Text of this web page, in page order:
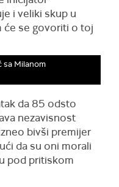
i veliki skup u
će se govoriti o toj
sa Milanom
da 85 odsto
nezavisnost
bivši premijer
da su oni morali
pod pritiskom